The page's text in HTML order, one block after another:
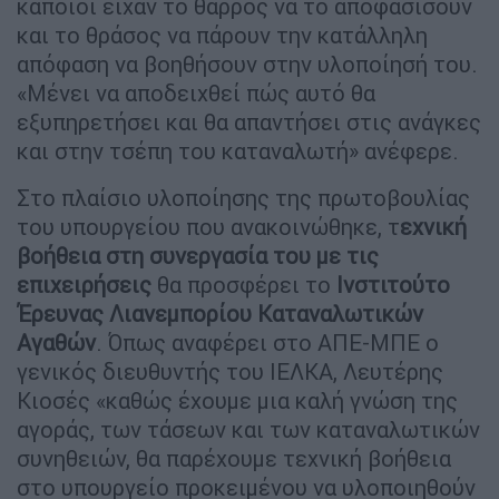
κάποιοι είχαν το θάρρος να το αποφασίσουν
και το θράσος να πάρουν την κατάλληλη
απόφαση να βοηθήσουν στην υλοποίησή του.
«Μένει να αποδειχθεί πώς αυτό θα
εξυπηρετήσει και θα απαντήσει στις ανάγκες
και στην τσέπη του καταναλωτή» ανέφερε.
Στο πλαίσιο υλοποίησης της πρωτοβουλίας
του υπουργείου που ανακοινώθηκε, τεχνική
βοήθεια στη συνεργασία του με τις
επιχειρήσεις θα προσφέρει το Ινστιτούτο
Έρευνας Λιανεμπορίου Καταναλωτικών
Αγαθών. Όπως αναφέρει στο ΑΠΕ-ΜΠΕ ο
γενικός διευθυντής του ΙΕΛΚΑ, Λευτέρης
Κιοσές «καθώς έχουμε μια καλή γνώση της
αγοράς, των τάσεων και των καταναλωτικών
συνηθειών, θα παρέχουμε τεχνική βοήθεια
στο υπουργείο προκειμένου να υλοποιηθούν